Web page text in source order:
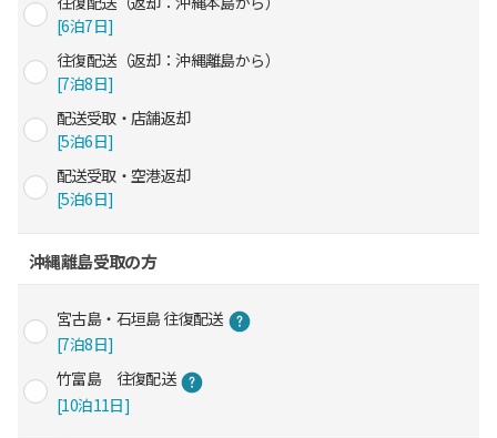
[6泊7日]
往復配送（返却：沖縄離島から）
[7泊8日]
配送受取・店舗返却
[5泊6日]
配送受取・空港返却
[5泊6日]
沖縄離島受取の方
宮古島・石垣島 往復配送
[7泊8日]
竹富島 往復配送
[10泊11日]